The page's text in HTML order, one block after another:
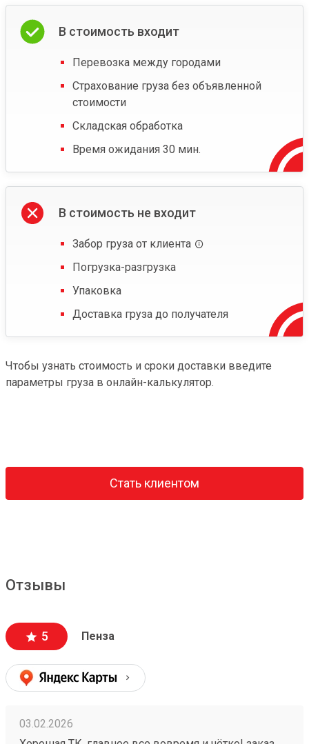
В стоимость входит
Перевозка между городами
Страхование груза без объявленной
стоимости
Складская обработка
Время ожидания 30 мин.
В стоимость не входит
Забор груза от клиента
Погрузка-разгрузка
Упаковка
Доставка груза до получателя
Чтобы узнать стоимость и сроки доставки введите
параметры груза в онлайн-калькулятор.
Стать клиентом
Отзывы
5 Пенза
03.02.2026